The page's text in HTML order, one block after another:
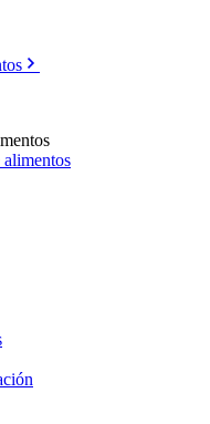
alimentos